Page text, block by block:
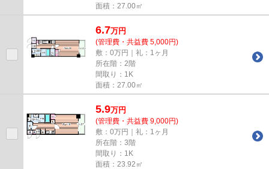
面積：27.00㎡
6.7万円
(管理費・共益費 5,000円)
敷：0万円｜礼：1ヶ月
所在階：2階
間取り：1K
面積：27.00㎡
5.9万円
(管理費・共益費 9,000円)
敷：0万円｜礼：1ヶ月
所在階：3階
間取り：1K
面積：23.92㎡